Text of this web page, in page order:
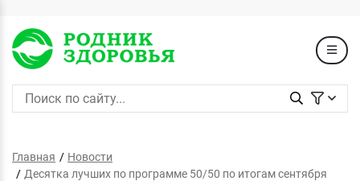
Главная
Новости
Десятка лучших по программе 50/50 по итогам сентября